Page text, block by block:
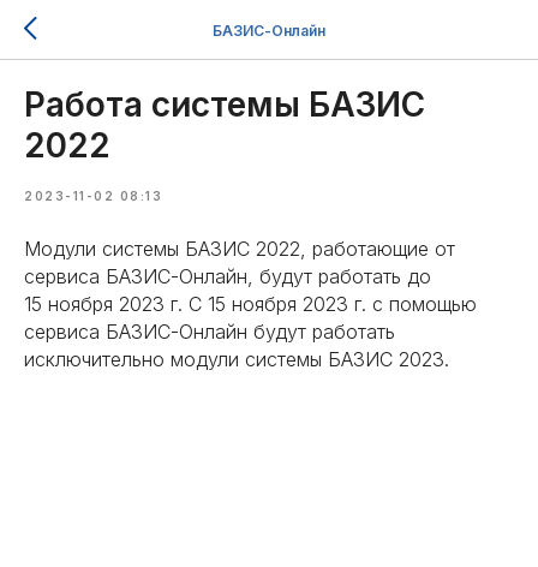
БАЗИС-Онлайн
Работа системы БАЗИС
2022
2023-11-02 08:13
Модули системы БАЗИС 2022, работающие от
сервиса БАЗИС-Онлайн, будут работать до
15 ноября 2023 г. С 15 ноября 2023 г. с помощью
сервиса БАЗИС-Онлайн будут работать
исключительно модули системы БАЗИС 2023.